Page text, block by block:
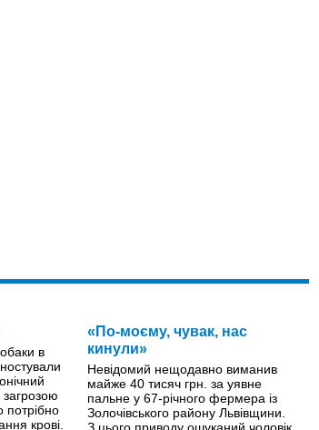
в
потрібно
крові.
«По-моєму, чувак, нас
кинули»
Невідомий нещодавно виманив
майже 40 тисяч грн. за уявне
пальне у 67-річного фермера із
Золочівського району Львівщини.
З цього приводу ошуканий чоловік